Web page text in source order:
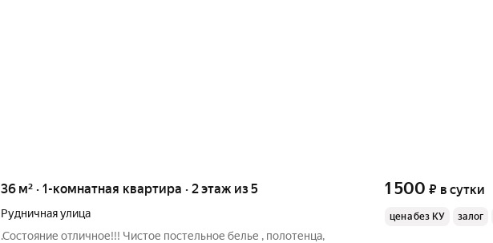
36 м² · 1-комнатная квартира · 2 этаж из 5
Рудничная улица
.Состояние отличное!!! Чистое постельное белье , полотенца,
1 500 ₽ в сутки
цена без КУ залог